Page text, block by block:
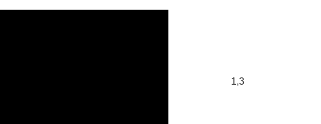
1,3